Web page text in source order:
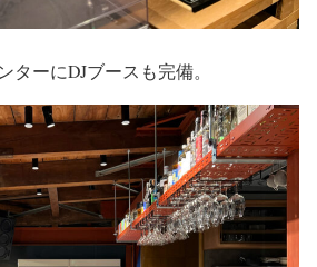
ターにDJブースも完備。